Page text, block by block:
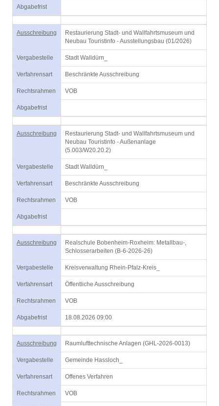
Abgabefrist
Ausschreibung
Restaurierung Stadt- und Wallfahrtsmuseum und
Neubau Touristinfo - Ausstellungsbau (01/2026)
Vergabestelle Stadt Walldürn_
Verfahrensart Beschränkte Ausschreibung
Rechtsrahmen VOB
Abgabefrist
Ausschreibung
Restaurierung Stadt- und Wallfahrtsmuseum und
Neubau Touristinfo - Außenanlage
(5.003/W20.20.2)
Vergabestelle Stadt Walldürn_
Verfahrensart Beschränkte Ausschreibung
Rechtsrahmen VOB
Abgabefrist
Ausschreibung
Realschule Bobenheim-Roxheim: Metallbau-,
Schlosserarbeiten (B-6-2026-26)
Vergabestelle Kreisverwaltung Rhein-Pfalz-Kreis_
Verfahrensart Öffentliche Ausschreibung
Rechtsrahmen VOB
Abgabefrist 18.08.2026 09:00
Ausschreibung Raumlufttechnische Anlagen (GHL-2026-0013)
Vergabestelle Gemeinde Hassloch_
Verfahrensart Offenes Verfahren
Rechtsrahmen VOB